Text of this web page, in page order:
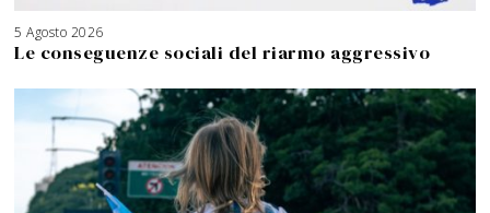
5 Agosto 2026
Le conseguenze sociali del riarmo aggressivo